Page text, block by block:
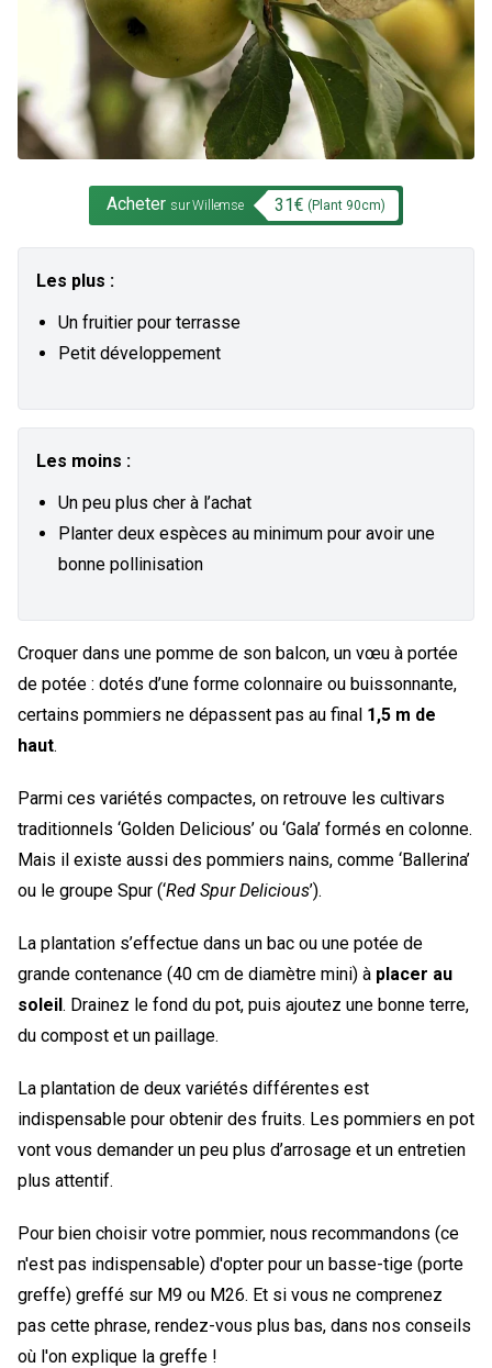
Acheter sur Willemse 31€ (Plant 90cm)
Les plus :
Un fruitier pour terrasse
Petit développement
Les moins :
Un peu plus cher à l’achat
Planter deux espèces au minimum pour avoir une
bonne pollinisation
Croquer dans une pomme de son balcon, un vœu à portée
de potée : dotés d’une forme colonnaire ou buissonnante,
certains pommiers ne dépassent pas au final 1,5 m de
haut.
Parmi ces variétés compactes, on retrouve les cultivars
traditionnels ‘Golden Delicious’ ou ‘Gala’ formés en colonne.
Mais il existe aussi des pommiers nains, comme ‘Ballerina’
ou le groupe Spur (‘Red Spur Delicious’).
La plantation s’effectue dans un bac ou une potée de
grande contenance (40 cm de diamètre mini) à placer au
soleil. Drainez le fond du pot, puis ajoutez une bonne terre,
du compost et un paillage.
La plantation de deux variétés différentes est
indispensable pour obtenir des fruits. Les pommiers en pot
vont vous demander un peu plus d’arrosage et un entretien
plus attentif.
Pour bien choisir votre pommier, nous recommandons (ce
n'est pas indispensable) d'opter pour un basse-tige (porte
greffe) greffé sur M9 ou M26. Et si vous ne comprenez
pas cette phrase, rendez-vous plus bas, dans nos conseils
où l'on explique la greffe !